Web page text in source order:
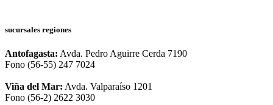
sucursales regiones
Antofagasta: Avda. Pedro Aguirre Cerda 7190
Fono (56-55) 247 7024
Viña del Mar: Avda. Valparaíso 1201
Fono (56-2) 2622 3030